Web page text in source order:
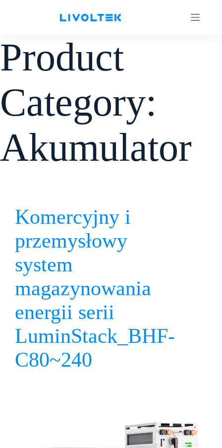
Product
Category:
Akumulator
Komercyjny i
przemysłowy
system
magazynowania
energii serii
LuminStack_BHF-
C80~240